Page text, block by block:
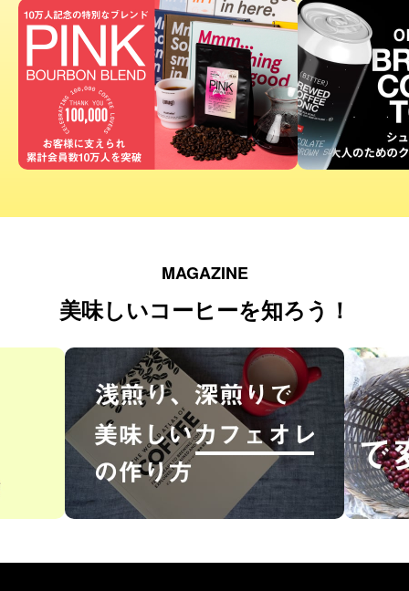
MAGAZINE
美味しいコーヒーを知ろう！